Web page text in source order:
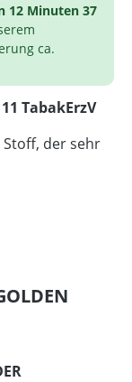
12 Minuten 37
ca.
TabakErzV
der sehr
H